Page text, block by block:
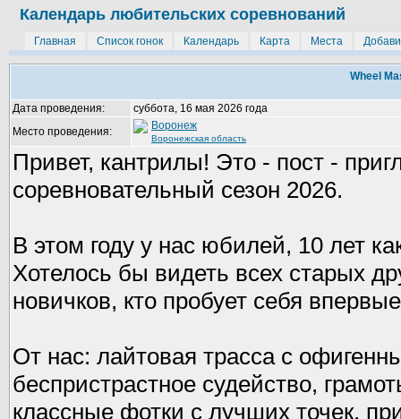
Календарь любительских соревнований
Главная Список гонок Календарь Карта Места
Wheel
Дата проведения:
суббота, 16 мая 2026 года
Место проведения:
Воронеж
Воронежская область
Привет, кантрилы! Это - пост -
соревновательный сезон 2026.
В этом году у нас юбилей, 10 лет
Хотелось бы видеть всех старых
новичков, кто пробует себя
От нас: лайтовая трасса с
беспристрастное судейство,
классные фотки с лучших точек,